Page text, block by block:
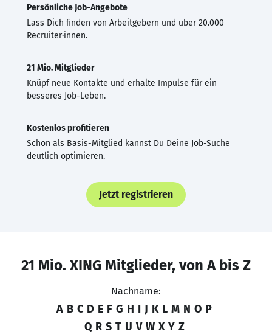
Persönliche Job-Angebote
Lass Dich finden von Arbeitgebern und über 20.000
Recruiter·innen.
21 Mio. Mitglieder
Knüpf neue Kontakte und erhalte Impulse für ein
besseres Job-Leben.
Kostenlos profitieren
Schon als Basis-Mitglied kannst Du Deine Job-Suche
deutlich optimieren.
Jetzt registrieren
21 Mio. XING Mitglieder, von A bis Z
Nachname:
A B C D E F G H I J K L M N O P
Q R S T U V W X Y Z